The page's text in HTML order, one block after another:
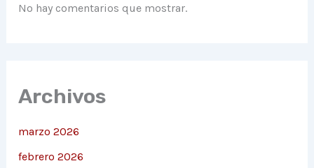
No hay comentarios que mostrar.
Archivos
marzo 2026
febrero 2026